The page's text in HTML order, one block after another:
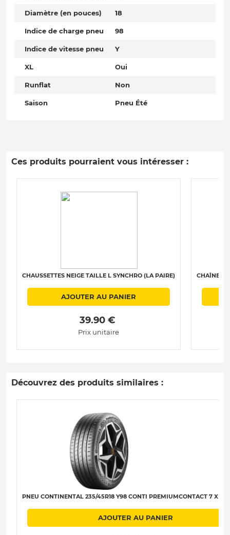
Diamètre (en pouces) 18
Indice de charge pneu 98
Indice de vitesse pneu Y
XL Oui
Runflat Non
Saison Pneu Été
Ces produits pourraient vous intéresser :
CHAUSSETTES NEIGE TAILLE L SYNCHRO (LA PAIRE)
AJOUTER AU PANIER
39.90 €
Prix unitaire
CHAÎNES
Découvrez des produits similaires :
PNEU CONTINENTAL 235/45R18 Y98 CONTI PREMIUMCONTACT 7 XL
AJOUTER AU PANIER